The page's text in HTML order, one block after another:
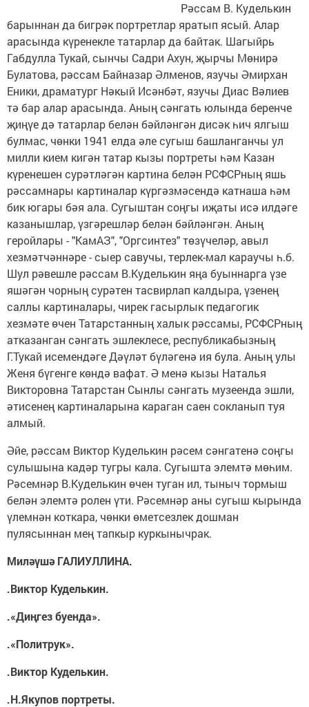
Рәссам В. Куделькин
барыннан да бигрәк портретлар яратып ясый. Алар
арасында күренекле татарлар да байтак. Шагыйрь
Габдулла Тукай, сынчы Садри Ахун, җырчы Мөнирә
Булатова, рәссам Байназар Әлменов, язучы Әмирхан
Еники, драматург Нәкый Исәнбәт, язучы Диас Вәлиев
тә бар алар арасында. Аның сәнгать юлында беренче
җиңүе дә татарлар белән бәйләнгән дисәк һич ялгыш
булмас, чөнки 1941 елда әле сугыш башланганчы ул
милли кием кигән татар кызы портреты һәм Казан
күренешен сурәтләгән картина белән РСФСРның яшь
рәссамнары картиналар күргәзмәсендә катнаша һәм
бик югары бәя ала. Сугыштан соңгы иҗаты исә илдәге
казанышлар, үзгәрешләр белән бәйләнгән. Аның
геройлары - "КамАЗ", "Оргсинтез" төзүчеләр, авыл
хезмәтчәннәре - сыер савучы, терлек-мал караучы һ.б.
Шул рәвешле рәссам В.Куделькин яңа буыннарга үзе
яшәгән чорның сурәтен тасвирлап калдыра, үзенең
саллы картиналары, чирек гасырлык педагогик
хезмәте өчен Татарстанның халык рәссамы, РСФСРның
атказанган сәнгать эшлеклесе, республикабызның
Г.Тукай исемендәге Дәүләт бүләгенә ия була. Аның улы
Женя бүгенге көндә вафат. Ә менә кызы Наталья
Викторовна Татарстан Сынлы сәнгать музеенда эшли,
әтисенең картиналарына караган саен сокланып туя
алмый.
Әйе, рәссам Виктор Куделькин рәсем сәнгатенә соңгы
сулышына кадәр тугры кала. Сугышта элемтә мөһим.
Рәсемнәр В.Куделькин өчен туган ил, тыныч тормыш
белән элемтә ролен үти. Рәсемнәр аны сугыш кырында
үлемнән коткара, чөнки өметсезлек дошман
пулясыннан мең тапкыр куркынычрак.
Миләүшә ГАЛИУЛЛИНА.
.Виктор Куделькин.
.«Диңгез буенда».
.«Политрук».
.Виктор Куделькин.
.Н.Якупов портреты.